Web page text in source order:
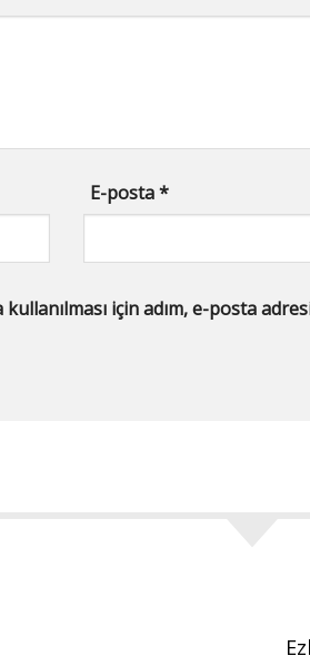
E-posta*
için adım, e-posta